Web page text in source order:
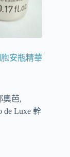
胞安瓶精華
奧芭,
de Luxe 幹